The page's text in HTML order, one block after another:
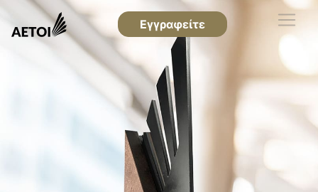
Εγγραφείτε